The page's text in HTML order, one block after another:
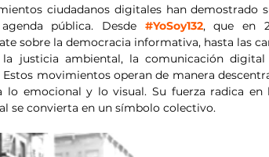
ciudadanos digitales han demostrado
pública. Desde #YoSoy132, que en
sobre la democracia informativa, hasta las
justicia ambiental, la comunicación
movimientos operan de manera
emocional y lo visual. Su fuerza radica en
se convierta en un símbolo colectivo.